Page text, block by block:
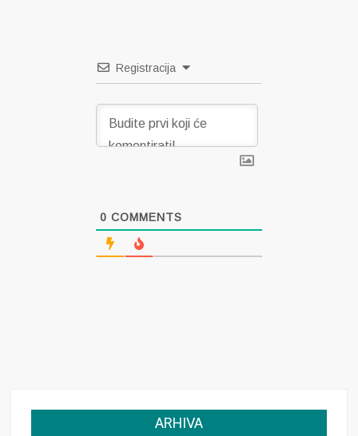
Registracija
0 COMMENTS
ARHIVA